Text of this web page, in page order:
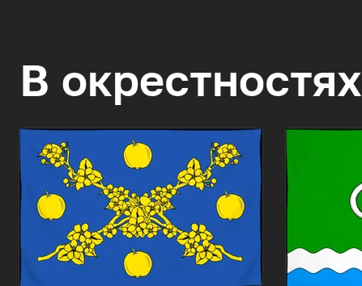
В окрестностях